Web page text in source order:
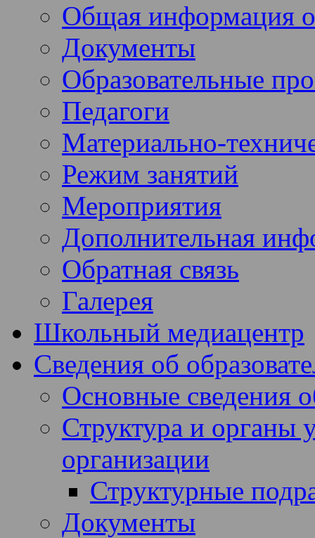
Общая информация о
Документы
Образовательные
Педагоги
Материально-
Режим занятий
Мероприятия
Дополнительная
Обратная связь
Галерея
Школьный медиацентр
Сведения об
Основные сведения
Структура и органы
организации
Структурные
Документы